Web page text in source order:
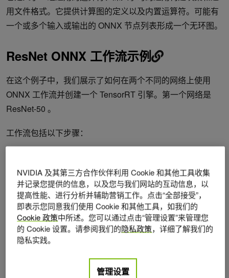
用文件格式。它提供计算图的定义以及内置运算符。可能有
一个或多个输入或输出的 ONNX 节点列表形成一个无环图。
ResNet ONNX 工作流示例
在这个例子中，我们展示了如何在两个不同的网络上使用
ONNX 工作流并创建一个 TensorRT 引擎。第一个网络是
ResNet-50 。
工作流包括以下步骤：
将. pb 文件转换为 ONNX 格式。
创建 TensorRT 引擎。
从 TensorRT 引擎运行推断。
将模型转换为. pb
第一步是将模型转换为. pb 文件。以下代码示例将 ResNet-
50 模型转换为. pb 文件：
import tensorflow as tf
NVIDIA 及其第三方合作伙伴利用 Cookie 和其他工具收集
并记录您提供的信息，以及您与我们网站的互动信息，以
提高性能、进行分析并辅助营销工作。点击“全部接受”，
即表示您同意我们使用 Cookie 和其他工具，如我们的
Cookie 政策中所述。您可以通过点击“管理设置”来管理您
的 Cookie 设置。请参阅我们的隐私政策，详细了解我们的
隐私实践。
管理设置